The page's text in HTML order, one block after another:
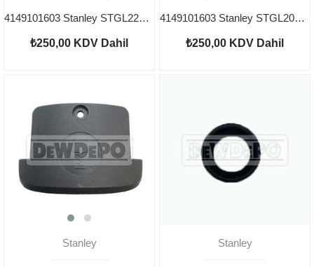
4149101603 Stanley STGL2218 Kömür Kapağı
₺250,00 KDV Dahil
4149101603 Stanley STGL2018 Kömür Kapağı
₺250,00 KDV Dahil
Stanley Stanley